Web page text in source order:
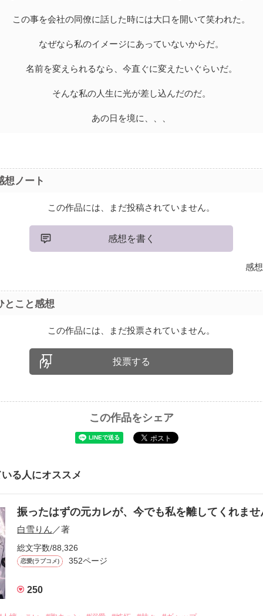
この事を会社の同僚に話した時には大口を開いて笑われた。
なぜなら私のイメージにあっていないからだ。
名前を変えられるなら、今直ぐに変えたいぐらいだ。
そんな私の人生に光が差し込んだのだ。
あの日を境に、、、
想ノート
この作品には、まだ投稿されていません。
感想を書く
感
とこと感想
この作品には、まだ投票されていません。
投票する
この作品をシェア
る人にオススメ
振ったはずの元カレが、今でも私を離してくれま
白雪りん ／著
総文字数/88,326
恋愛(ラブコメ) 352ページ
250